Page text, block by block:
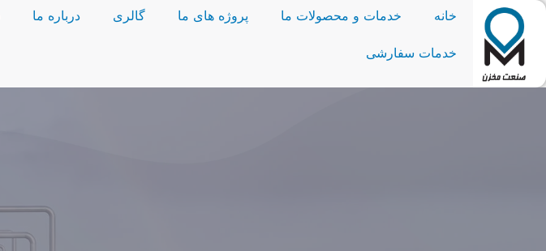
خانه خدمات و محصولات ما پروژه های ما گالری درباره ما
خدمات سفارشی